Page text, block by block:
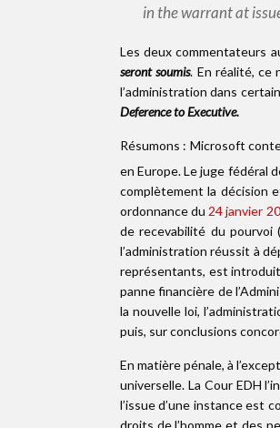
in the warrant at
Les deux commentateurs
seront soumis. En réalité, ce
l’administration dans
Deference to Executive.
Résumons : Microsoft
en Europe. Le juge fédéral
complètement la décision
ordonnance du 24 janvier
de recevabilité du pourvoi
l’administration réussit à
représentants, est
panne financière de
la nouvelle loi,
puis, sur conclusions
En matière pénale, à
universelle. La Cour EDH
l’issue d’une instance est
droits de l’homme et des